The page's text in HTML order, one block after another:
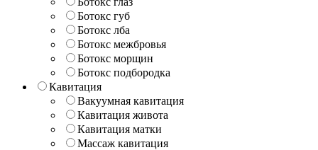
Ботокс губ
Ботокс лба
Ботокс межбровья
Ботокс морщин
Ботокс подбородка
Кавитация
Вакуумная кавитация
Кавитация живота
Кавитация матки
Массаж кавитация